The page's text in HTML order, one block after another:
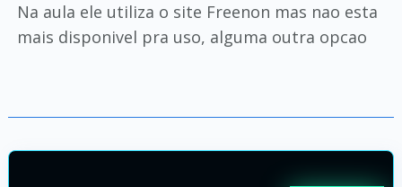
Na aula ele utiliza o site Freenon mas nao esta
mais disponivel pra uso, alguma outra opcao